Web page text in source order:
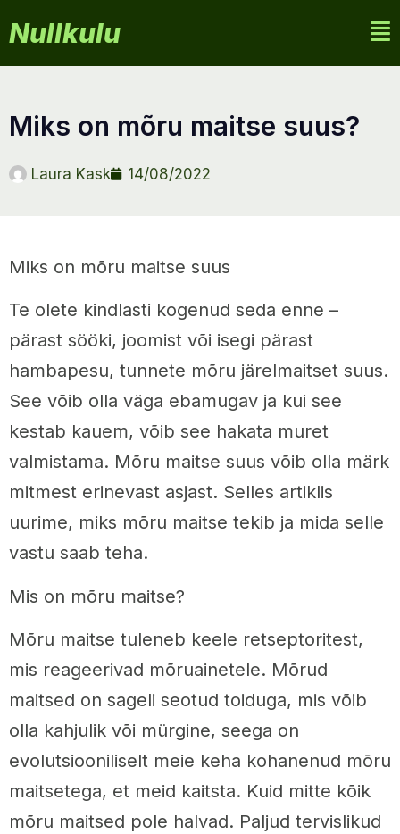
Nullkulu
miks on mõru maitse suus?
Laura Kask 14/08/2022
Miks on mõru maitse suus
Te olete kindlasti kogenud seda enne –
pärast sööki, joomist või isegi pärast
hambapesu, tunnete mõru järelmaitset suus.
See võib olla väga ebamugav ja kui see
kestab kauem, võib see hakata muret
valmistama. Mõru maitse suus võib olla märk
mitmest erinevast asjast. Selles artiklis
uurime, miks mõru maitse tekib ja mida selle
vastu saab teha.
Mis on mõru maitse?
Mõru maitse tuleneb keele retseptoritest,
mis reageerivad mõruainetele. Mõrud
maitsed on sageli seotud toiduga, mis võib
olla kahjulik või mürgine, seega on
evolutsiooniliselt meie keha kohanenud mõru
maitsetega, et meid kaitsta. Kuid mitte kõik
mõru maitsed pole halvad. Paljud tervislikud